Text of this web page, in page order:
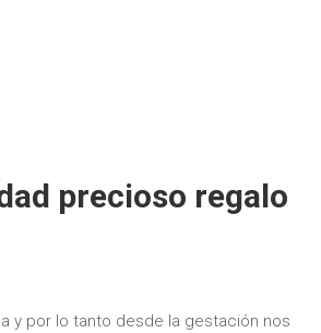
precioso regalo
y por lo tanto desde la gestación nos